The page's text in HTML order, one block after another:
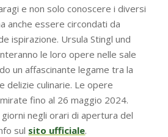
e non solo conoscere i diversi
anche essere circondati da
ispirazione. Ursula Stingl und
le loro opere nelle sale
un affascinante legame tra la
delizie culinarie. Le opere
fino al 26 maggio 2024.
negli orari di apertura del
sul sito ufficiale.